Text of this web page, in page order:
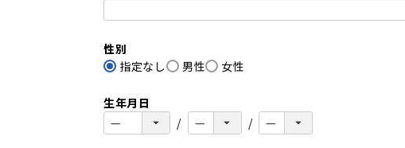
)
性別
指定なし
男性 女性
生年月日